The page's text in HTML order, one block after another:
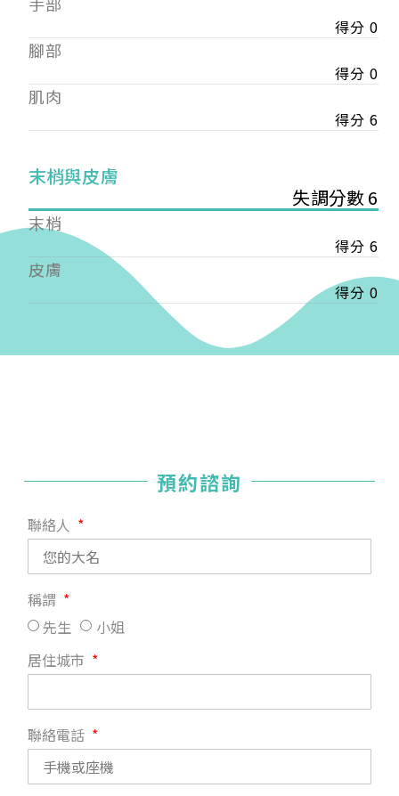
得分 0
腳部
得分 0
肌肉
得分 6
末梢與皮膚
失調分數 6
末梢
得分 6
皮膚
得分 0
預約諮詢
聯絡人
稱謂
先生
小姐
居住城市
聯絡電話
會審核通過後即通知您進行繳費，繳費資訊如下
【會費】
個人會員:
入會費新臺幣1200元，於會員入會時繳納；常年會
費1200元，於每年度繳納。
費3000元，於每年度繳納。
戶名: 社團法人台灣自律神經健康培訓暨發展協會
帳號: 003-03-501566-2
銀行: (013) 國泰世華 南京東路分行